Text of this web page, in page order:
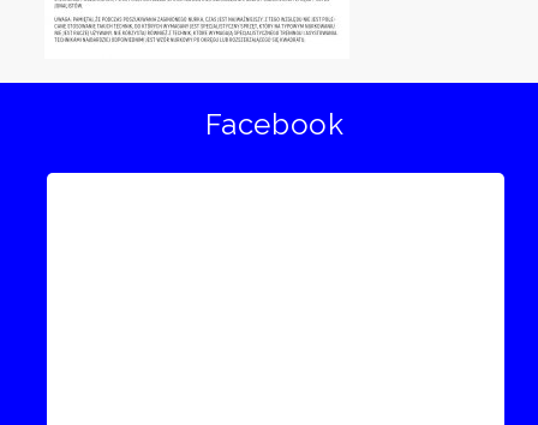
Facebook